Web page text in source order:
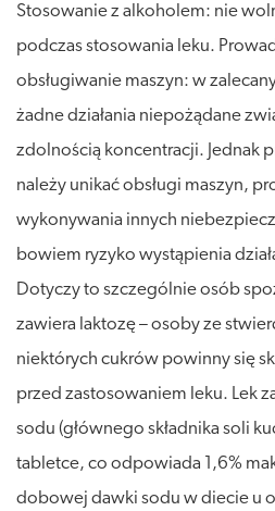
Stosowanie z alkoholem: nie
podczas stosowania leku.
obsługiwanie maszyn: w
żadne działania niepożądane
zdolnością koncentracji. Jednak
należy unikać obsługi maszyn,
wykonywania innych
bowiem ryzyko wystąpienia
Dotyczy to szczególnie osób
zawiera laktozę – osoby ze
niektórych cukrów powinny się
przed zastosowaniem leku. Lek
sodu (głównego składnika soli
tabletce, co odpowiada 1,6%
dobowej dawki sodu w diecie u